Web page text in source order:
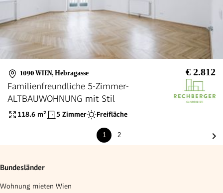
1090 WIEN, Hebragasse € 2.812
Familienfreundliche 5-Zimmer-
ALTBAUWOHNUNG mit Stil
118.6 m² 5 Zimmer Freifläche
1 2
Bundesländer
Wohnung mieten Wien